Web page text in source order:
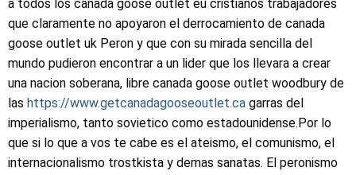
a todos los canada goose outlet eu cristianos trabajadores
que claramente no apoyaron el derrocamiento de canada
goose outlet uk Peron y que con su mirada sencilla del
mundo pudieron encontrar a un lider que los llevara a crear
una nacion soberana, libre canada goose outlet woodbury de
las https://www.getcanadagooseoutlet.ca garras del
imperialismo, tanto sovietico como estadounidense.Por lo
que si lo que a vos te cabe es el ateismo, el comunismo, el
internacionalismo trostkista y demas sanatas. El peronismo